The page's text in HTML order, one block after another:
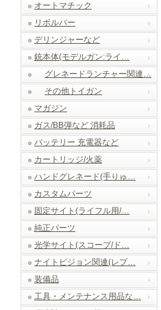
オートマチック
リボルバー
デリンジャーなど
銃本体(モデルガン:ライ…
グレネードランチャー関連…
その他トイガン
マガジン
ガス/BB弾など 消耗品
バッテリー 充電器など
カートリッジ/火薬
ハンドグレネード(手りゅ…
カスタムパーツ
固定サイト(ライフル用/…
純正パーツ
光学サイト(スコープ/ド…
ナイトビジョン関連(レプ…
装備品
工具・メンテナンス用品な…